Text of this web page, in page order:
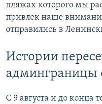
пляжах которого мы
привлек наше
отправились в
Истории
C 9 августа и до конца